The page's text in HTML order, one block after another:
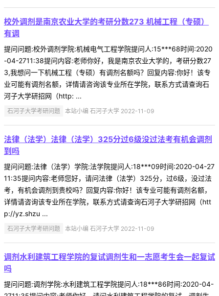
校外调剂是南京农业大学的考研分数273 机械工程（专硕）
有调
提问问题:校外调剂学院:机械电气工程学院提问人:15***68时间:2020
-04-2711:38提问内容:老师你好，我是南京农业大学的，考研分数27
3,我想问一下机械工程（专硕）有调剂名额吗？回复内容:你好！该专
业可能有调剂名额，详情请咨询该专业所在学院，联系方式请查询石
河子大学研招网（http: ...
石河子大学考研问题 本站小编 石河子大学 2022-11-09
法律（法学）法律（法学）325分过6级没过法考有机会调剂
到吗
提问问题:法律（法学）学院:法学院提问人:18***09时间:2020-04-27
11:35提问内容:老师您好，请问法律（法学）325分，过6级，没过法
考，有机会调剂到贵校吗？回复内容:你好！该专业可能有调剂名额，
详情请咨询该专业所在学院，联系方式请查询石河子大学研招网（htt
p://yz.shzu ...
石河子大学考研问题 本站小编 石河子大学 2022-11-09
调剂水利建筑工程学院的复试调剂生和一志愿考生会一起复试
吗
提问问题:调剂学院:水利建筑工程学院提问人:18***86时间:2020-04-